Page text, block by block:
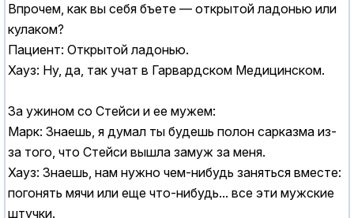
Впрочем, как вы себя бъете — открытой ладонью или
кулаком?
Пациент: Открытой ладонью.
Хауз: Ну, да, так учат в Гарвардском Медицинском.
За ужином со Стейси и ее мужем:
Марк: Знаешь, я думал ты будешь полон сарказма из-
за того, что Стейси вышла замуж за меня.
Хауз: Знаешь, нам нужно чем-нибудь заняться вместе:
погонять мячи или еще что-нибудь... все эти мужские
штучки.